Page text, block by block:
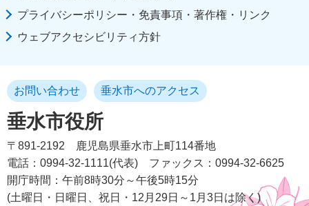
プライバシーポリシー・免責事項・著作権・リンク
ウェブアクセシビリティ方針
垂水市役所
お問い合わせ 垂水市へのアクセス
〒891-2192
鹿児島県垂水市上町114番地
電話：0994-32-1111(代表)
ファックス：0994-32-6625
開庁時間：午前8時30分～午後5時15分
(土曜日・日曜日、祝日・12月29日～1月3日は除く)